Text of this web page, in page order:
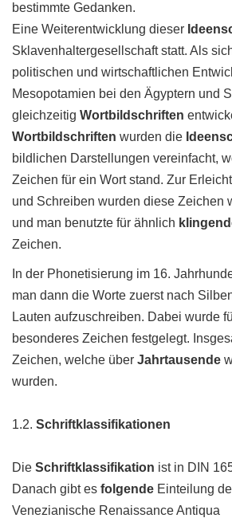
bestimmte Gedanken.
Eine Weiterentwicklung dieser
Sklavenhaltergesellschaft statt. Als
politischen und wirtschaftlichen
Mesopotamien bei den Ägyptern und
gleichzeitig Wortbildschriften
Wortbildschriften wurden die
bildlichen Darstellungen vereinfacht,
Zeichen für ein Wort stand. Zur
und Schreiben wurden diese Zeichen
und man benutzte für ähnlich
Zeichen.
In der Phonetisierung im 16.
man dann die Worte zuerst nach
Lauten aufzuschreiben. Dabei wurde
besonderes Zeichen festgelegt.
Zeichen, welche über Jahrtausende
wurden.
1.2. Schriftklassifikationen
Die Schriftklassifikation ist in DIN
Danach gibt es folgende Einteilung
Venezianische Renaissance Antiqua